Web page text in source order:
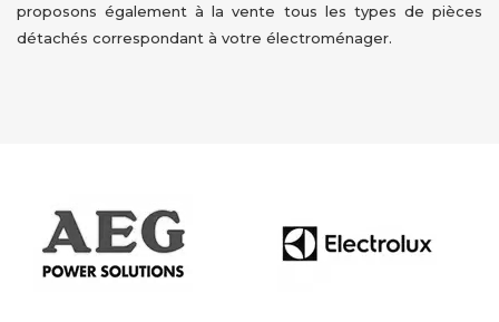
proposons également à la vente tous les types de pièces
détachés correspondant à votre électroménager.